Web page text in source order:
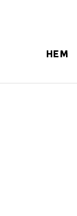
HEM